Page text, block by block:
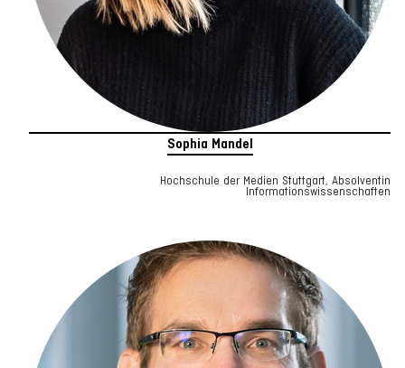
Sophia Mandel
Hochschule der Medien Stuttgart, Absolventin
Informationswissenschaften